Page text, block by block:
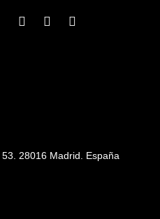
28016 Madrid. España